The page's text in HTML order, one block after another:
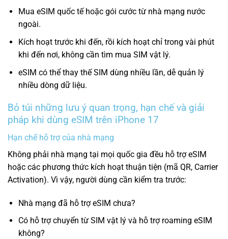
Mua eSIM quốc tế hoặc gói cước từ nhà mạng nước
ngoài.
Kích hoạt trước khi đến, rồi kích hoạt chỉ trong vài phút
khi đến nơi, không cần tìm mua SIM vật lý.
eSIM có thể thay thế SIM dùng nhiều lần, dễ quản lý
nhiều dòng dữ liệu.
Bỏ túi những lưu ý quan trọng, hạn chế và giải
pháp khi dùng eSIM trên iPhone 17
Hạn chế hỗ trợ của nhà mạng
Không phải nhà mạng tại mọi quốc gia đều hỗ trợ eSIM
hoặc các phương thức kích hoạt thuận tiện (mã QR, Carrier
Activation). Vì vậy, người dùng cần kiểm tra trước:
Nhà mạng đã hỗ trợ eSIM chưa?
Có hỗ trợ chuyển từ SIM vật lý và hỗ trợ roaming eSIM
không?